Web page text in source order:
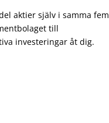
aktier själv i samma fem
till
investeringar åt dig.